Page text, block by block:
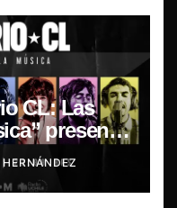
CL: Las
presenta
sonido